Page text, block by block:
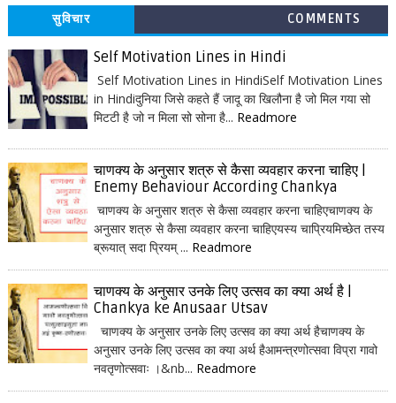
सुविचार COMMENTS
Self Motivation Lines in Hindi
Self Motivation Lines in HindiSelf Motivation Lines
in Hindiदुनिया जिसे कहते हैं जादू का खिलौना है जो मिल गया सो
मिटटी है जो न मिला सो सोना है... Readmore
चाणक्य के अनुसार शत्रु से कैसा व्यवहार करना चाहिए |
Enemy Behaviour According Chankya
चाणक्य के अनुसार शत्रु से कैसा व्यवहार करना चाहिएचाणक्य के
अनुसार शत्रु से कैसा व्यवहार करना चाहिएयस्य चाप्रियमिच्छेत तस्य
ब्रूयात् सदा प्रियम् ... Readmore
चाणक्य के अनुसार उनके लिए उत्सव का क्या अर्थ है |
Chankya ke Anusaar Utsav
चाणक्य के अनुसार उनके लिए उत्सव का क्या अर्थ हैचाणक्य के
अनुसार उनके लिए उत्सव का क्या अर्थ हैआमन्त्रणोत्सवा विप्रा गावो
नवतृणोत्सवाः ।&nb... Readmore